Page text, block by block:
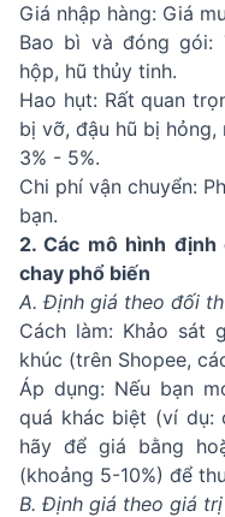
Giá nhập hàng: Giá
Bao bì và đóng gói:
hộp, hũ thủy tinh.
Hao hụt: Rất quan
bị vỡ, đậu hũ bị
3% - 5%.
Chi phí vận chuyển:
bạn.
2. Các mô hình
chay phổ biến
A. Định giá theo đối
Cách làm: Khảo sát
khúc (trên Shopee,
Áp dụng: Nếu bạn
quá khác biệt (ví dụ:
hãy để giá bằng
(khoảng 5-10%) để
B. Định giá theo giá trị